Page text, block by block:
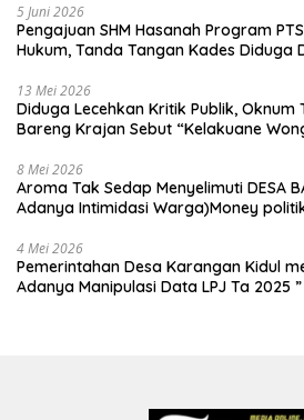
5 Juni 2026
Pengajuan SHM Hasanah Program
Hukum, Tanda Tangan Kades Diduga
13 Mei 2026
Diduga Lecehkan Kritik Publik, Oknum
Bareng Krajan Sebut “Kelakuane
8 Mei 2026
Aroma Tak Sedap Menyelimuti DESA
Adanya Intimidasi Warga)Money politik
4 Mei 2026
Pemerintahan Desa Karangan Kidul
Adanya Manipulasi Data LPJ Ta 2025